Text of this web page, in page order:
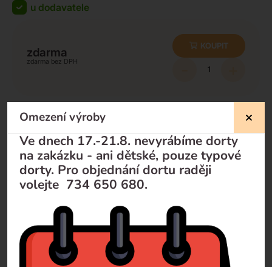
u dodavatele
zdarma
zdarma
KOUPIT
Nevíte si rady?
Pomůžeme Vám
Volejte
+420 732 729 300
Pište
info@dorty-olomouc.cz
Omezení výroby
Ve dnech 17.-21.8. nevyrábíme dorty
na zakázku - ani dětské, pouze typové
dorty. Pro objednání dortu raději
volejte 734 650 680.